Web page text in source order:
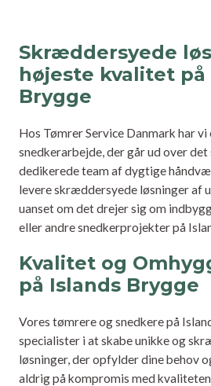
Skræddersyede
højeste kvalitet på
Brygge
Hos Tømrer Service Danmark har vi
snedkerarbejde, der går ud over
dedikerede team af dygtige
levere skræddersyede løsninger af
uanset om det drejer sig om
eller andre snedkerprojekter på
Kvalitet og
på Islands Brygge
Vores tømrere og snedkere på
specialister i at skabe unikke og
løsninger, der opfylder dine behov
aldrig på kompromis med